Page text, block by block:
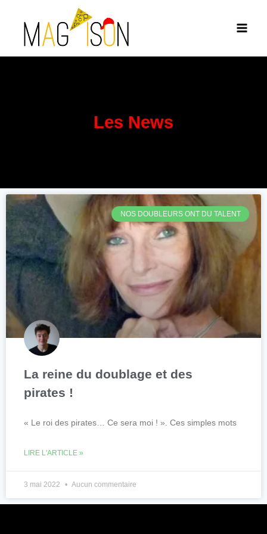
Les News
NOS DOUBLEURS ONT DU TALENT
La reine du doublage et des
pirates !
« Le roi des pirates… Ce sera moi ! ». Ces simples mots
LIRE L'ARTICLE »
3 mai 2022 Aucun commentaire